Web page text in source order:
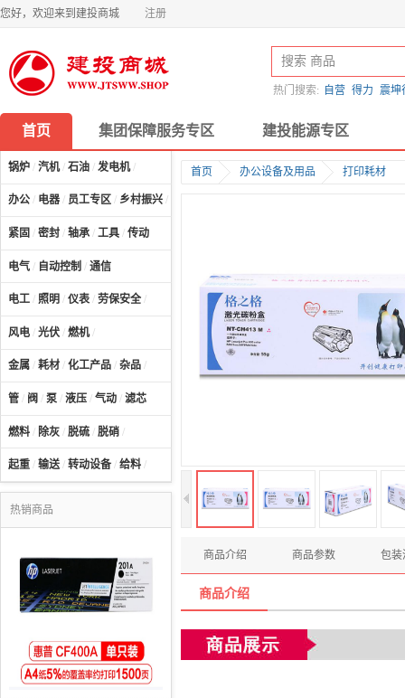
您好，欢迎来到建投商城 注册
热门搜索: 自营 得力 震坤
首页 集团保障服务专区 建投能源专区
锅炉 / 汽机/ 石油 / 发电机/
办公 / 电器 / 员工专区 / 乡村振兴 /
紧固 / 密封 / 轴承 / 工具 / 传动
电气 / 自动控制 / 通信
电工 / 照明 / 仪表 / 劳保安全 /
风电 / 光伏 / 燃机/
金属 / 耗材 / 化工产品 / 杂品 /
管 / 阀 / 泵 / 液压 / 气动 / 滤芯
燃料 / 除灰 / 脱硫 / 脱硝 /
起重 / 输送/ 转动设备 / 给料 /
热销商品
首页 办公设备及用品 打印耗材
商品介绍 商品参数 包装
商品介绍